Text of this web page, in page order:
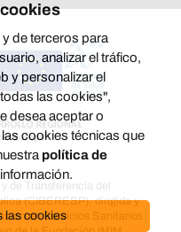
de Transferencia del
(CIBERESP), dirigida y
en Servicios Sanitarios
de terceros para
analizar el tráfico,
y personalizar el
las cookies",
desea aceptar o
cookies técnicas que
política de
las cookies